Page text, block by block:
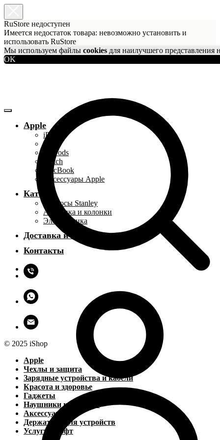
RuStore недоступен
Имеется недостаток товара: невозможно установить и
использовать RuStore
Мы используем файлы cookies для наилучшего представления
OK
Apple
iPhone
iPad
AirPods
Watch
MacBook
Аксессуары Apple
Каталог
Термосы Stanley
Акустика и колонки
Электроника
Доставка и оплата
Контакты
© 2025 iShop
Apple
Чехлы и защита
Зарядные устройства и кабели
Красота и здоровье
Гаджеты
Наушники и колонки
Аксессуары
Держатели для устройств
Услуги и софт